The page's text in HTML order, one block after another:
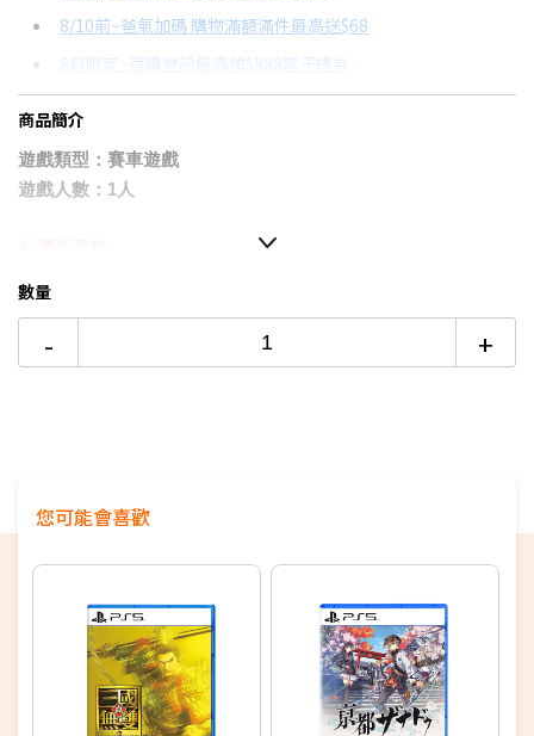
分期數
12期
每期金額 配合銀行/業者
8/10前~爸氣加碼 購物滿額滿件最高送$68
8月限定~首購登記最高領$888電子禮券
台灣大哥大Open Possible聯名卡滿額最高回饋25%
SONY PS5 SLIM值得買嗎？→點我看達人教你買
商品簡介
遊戲類型：賽車遊戲
遊戲人數：1人
▉更輕鬆享受的賽車遊戲規則
▉收錄日本國內主要汽車製造商的
▉此商品為輔導級
數量
- +
您可能會喜歡